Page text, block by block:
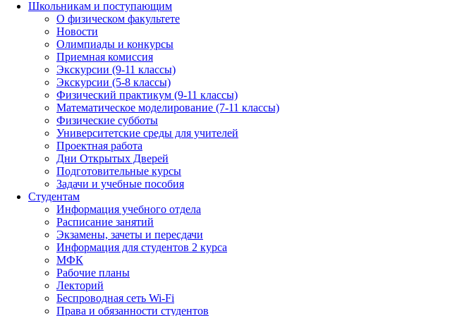
Школьникам и поступающим
О физическом факультете
Новости
Олимпиады и конкурсы
Приемная комиссия
Экскурсии (9-11 классы)
Экскурсии (5-8 классы)
Физический практикум (9-11 классы)
Математическое моделирование (7-11 классы)
Физические субботы
Университетские среды для учителей
Проектная работа
Дни Открытых Дверей
Подготовительные курсы
Задачи и учебные пособия
Студентам
Информация учебного отдела
Расписание занятий
Экзамены, зачеты и пересдачи
Информация для студентов 2 курса
МФК
Рабочие планы
Лекторий
Беспроводная сеть Wi-Fi
Права и обязанности студентов